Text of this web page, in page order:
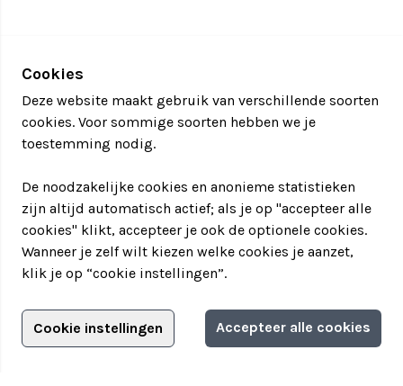
Filter jouw teamuitstapje!
Adverteren?
Adverteerdersopties
Cookies
Deze website maakt gebruik van verschillende soorten
cookies. Voor sommige soorten hebben we je
toestemming nodig.
De noodzakelijke cookies en anonieme statistieken
zijn altijd automatisch actief; als je op "accepteer alle
cookies" klikt, accepteer je ook de optionele cookies.
Wanneer je zelf wilt kiezen welke cookies je aanzet,
klik je op “cookie instellingen”.
Cookie instellingen Accepteer alle cookies